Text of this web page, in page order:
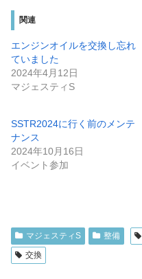
関連
エンジンオイルを交換し忘れ
ていました
2024年4月12日
マジェスティS
SSTR2024に行く前のメンテ
ナンス
2024年10月16日
イベント参加
マジェスティS 整備
交換